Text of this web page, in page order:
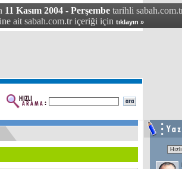
11 Kasım 2004 - Perşembe tarihli
ait sabah.com.tr içeriği için tıklayın »